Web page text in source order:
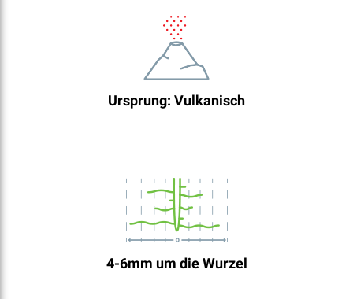
Ursprung: Vulkanisch
4-6mm um die Wurzel